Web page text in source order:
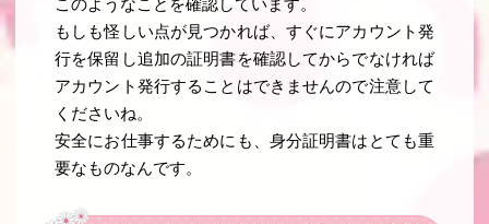
このようなことを確認しています。
もしも怪しい点が見つかれば、すぐにアカウント発
行を保留し追加の証明書を確認してからでなければ
アカウント発行することはできませんので注意して
くださいね。
安全にお仕事するためにも、身分証明書はとても重
要なものなんです。